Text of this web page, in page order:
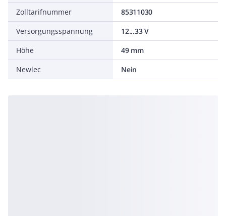
Zolltarifnummer
85311030
Versorgungsspannung
12...33 V
Höhe
49 mm
Newlec
Nein